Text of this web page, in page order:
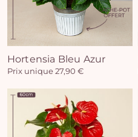
Hortensia Bleu Azur
Prix unique 27,90 €